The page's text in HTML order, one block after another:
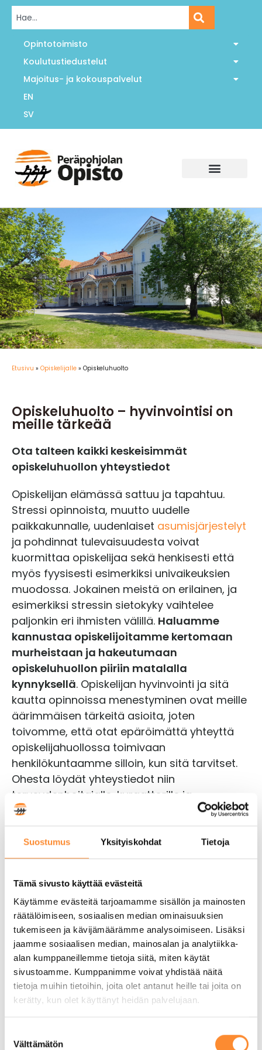
Suostumus Yksityiskohdat Tietoja
Tämä sivusto käyttää evästeitä
Käytämme evästeitä tarjoamamme sisällön ja mainosten
räätälöimiseen, sosiaalisen median ominaisuuksien
tukemiseen ja kävijämäärämme analysoimiseen. Lisäksi
jaamme sosiaalisen median, mainosalan ja analytiikka-
alan kumppaneillemme tietoja siitä, miten käytät
sivustoamme. Kumppanimme voivat yhdistää näitä
tietoja muihin tietoihin, joita olet antanut heille tai joita on
kerätty, kun olet käyttänyt heidän palvelujaan.
Välttämätön
Opintotoimisto
Koulutustiedustelut
Majoitus- ja kokouspalvelut
EN
SV
Etusivu » Opiskelijalle » Opiskeluhuolto
Opiskeluhuolto – hyvinvointisi on
meille tärkeää
Ota talteen kaikki keskeisimmät
opiskeluhuollon yhteystiedot
Opiskelijan elämässä sattuu ja tapahtuu.
Stressi opinnoista, muutto uudelle
paikkakunnalle, uudenlaiset asumisjärjestelyt
ja pohdinnat tulevaisuudesta voivat
kuormittaa opiskelijaa sekä henkisesti että
myös fyysisesti esimerkiksi univaikeuksien
muodossa. Jokainen meistä on erilainen, ja
esimerkiksi stressin sietokyky vaihtelee
paljonkin eri ihmisten välillä. Haluamme
kannustaa opiskelijoitamme kertomaan
murheistaan ja hakeutumaan
opiskeluhuollon piiriin matalalla
kynnyksellä. Opiskelijan hyvinvointi ja sitä
kautta opinnoissa menestyminen ovat meille
äärimmäisen tärkeitä asioita, joten
toivomme, että otat epäröimättä yhteyttä
opiskelijahuollossa toimivaan
henkilökuntaamme silloin, kun sitä tarvitset.
Ohesta löydät yhteystiedot niin
terveydenhoitajalle, kuraattorille ja
psykologille.
Kuraattorin vastaanotto
Psykologin vastaanotto
Lapin hyvinvointialue
Erityisruokavaliot
Opiskelija ilmoittaa erityisruokavaliostaan
opiskelupaikan vastaanottamisen